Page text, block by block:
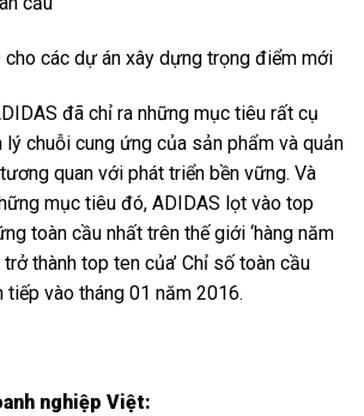
cho các dự án xây dựng trọng điểm mới
đã chỉ ra những mục tiêu rất cụ
lý chuỗi cung ứng của sản phẩm và quản
quan với phát triển bền vững. Và
mục tiêu đó, ADIDAS lọt vào top
toàn cầu nhất trên thế giới ‘hàng năm
thành top ten của’ Chỉ số toàn cầu
tiếp vào tháng 01 năm 2016.
nghiệp Việt: